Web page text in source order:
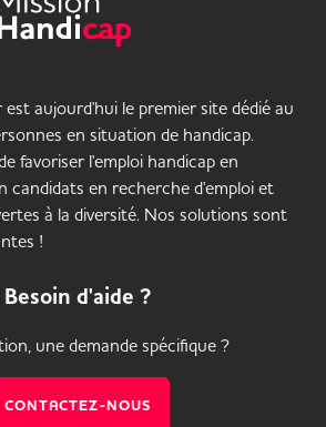
est aujourd'hui le premier site dédié au
en situation de handicap.
favoriser l'emploi handicap en
candidats en recherche d'emploi et
à la diversité. Nos solutions sont
!
Besoin d'aide ?
une demande spécifique ?
CONTACTEZ-NOUS